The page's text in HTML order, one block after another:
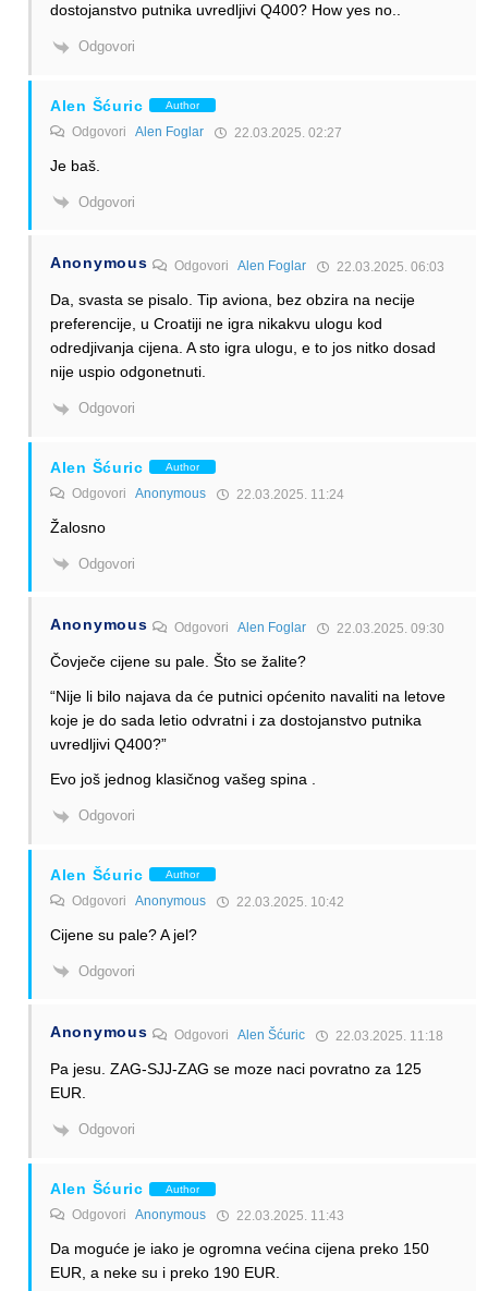
dostojanstvo putnika uvredljivi Q400? How yes no..
Odgovori
Alen Šćuric Author
Odgovori Alen Foglar 22.03.2025. 02:27
Je baš.
Odgovori
Anonymous OdgovoriAlen Foglar 22.03.2025. 06:03
Da, svasta se pisalo. Tip aviona, bez obzira na necije
preferencije, u Croatiji ne igra nikakvu ulogu kod
odredjivanja cijena. A sto igra ulogu, e to jos nitko dosad
nije uspio odgonetnuti.
Odgovori
Alen Šćuric Author
Odgovori Anonymous 22.03.2025. 11:24
Žalosno
Odgovori
Anonymous OdgovoriAlen Foglar 22.03.2025. 09:30
Čovječe cijene su pale. Što se žalite?
“Nije li bilo najava da će putnici općenito navaliti na letove
koje je do sada letio odvratni i za dostojanstvo putnika
uvredljivi Q400?”
Evo još jednog klasičnog vašeg spina .
Odgovori
Alen Šćuric Author
Odgovori Anonymous 22.03.2025. 10:42
Cijene su pale? A jel?
Odgovori
Anonymous OdgovoriAlen Šćuric 22.03.2025. 11:18
Pa jesu. ZAG-SJJ-ZAG se moze naci povratno za 125
EUR.
Odgovori
Alen Šćuric Author
Odgovori Anonymous 22.03.2025. 11:43
Da moguće je iako je ogromna većina cijena preko 150
EUR, a neke su i preko 190 EUR.